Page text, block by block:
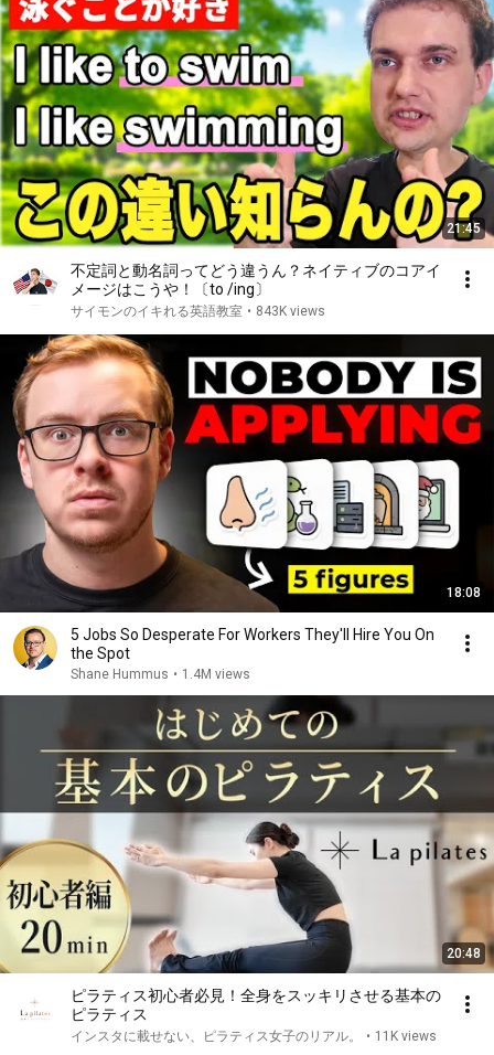
21:45
不定詞と動名詞ってどう違うん？ネイティブのコアイ
メージはこうや！〔to /ing〕
サイモンのイキれる英語教室 • 843K views
18:08
5 Jobs So Desperate For Workers They'll Hire You On
the Spot
Shane Hummus • 1.4M views
20:48
ピラティス初心者必見！全身をスッキリさせる基本の
ピラティス
インスタに載せない、ピラティス女子のリアル。 • 11K views